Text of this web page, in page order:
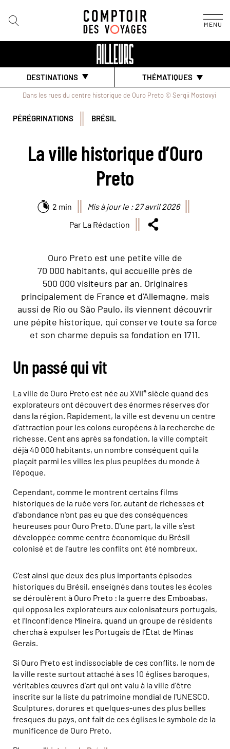
MENU
DESTINATIONS THÉMATIQUES
Dans les rues du centre historique de Ouro Preto © Sergii Mostovyi
PÉRÉGRINATIONS BRÉSIL
La ville historique d’Ouro
Preto
2 min
Mis à jour le : 27 avril 2026
Par La Rédaction
Ouro Preto est une petite ville de
70 000 habitants, qui accueille près de
500 000 visiteurs par an. Originaires
principalement de France et d'Allemagne, mais
aussi de Rio ou São Paulo, ils viennent découvrir
une pépite historique, qui conserve toute sa force
et son charme depuis sa fondation en 1711.
Un passé qui vit
La ville de Ouro Preto est née au XVIIe siècle quand des
explorateurs ont découvert des énormes réserves d'or
dans la région. Rapidement, la ville est devenu un centre
d’attraction pour les colons européens à la recherche de
richesse. Cent ans après sa fondation, la ville comptait
déjà 40 000 habitants, un nombre conséquent qui la
plaçait parmi les villes les plus peuplées du monde à
l’époque.
Cependant, comme le montrent certains films
historiques de la ruée vers l'or, autant de richesses et
d'abondance n'ont pas eu que des conséquences
heureuses pour Ouro Preto. D'une part, la ville s’est
développée comme centre économique du Brésil
colonisé et de l'autre les conflits ont été nombreux.
C’est ainsi que deux des plus importants épisodes
historiques du Brésil, enseignés dans toutes les écoles
se déroulèrent à Ouro Preto : la guerre des Emboabas,
qui opposa les explorateurs aux colonisateurs portugais,
et l’Inconfidence Mineira, quand un groupe de résidents
chercha à expulser les Portugais de l’État de Minas
Gerais.
Si Ouro Preto est indissociable de ces conflits, le nom de
la ville reste surtout attaché à ses 10 églises baroques,
véritables œuvres d'art qui ont valu à la ville d'être
inscrite sur la liste du patrimoine mondial de l'UNESCO.
Sculptures, dorures et quelques-unes des plus belles
fresques du pays, ont fait de ces églises le symbole de la
munificence de Ouro Preto.